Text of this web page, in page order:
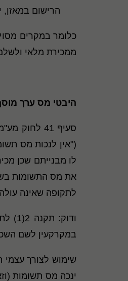
הרישום במאזן,
כלומר במקרים
ממכירת מלאי
היבטי מס ערך
סעיף 41
("אין לנכות מס
לו מבנייתם שכן
לתקופה שאינה עולה על 25 שנים"), כך שלכאורה "עוסק" כאמור מחד, אינו זכאי לנכות מס תשומות ומאידך עסקאותיו
במקרקעין לשם השכרה הפטורה ממס על פי סעיף
שימוש לצורך עצמי